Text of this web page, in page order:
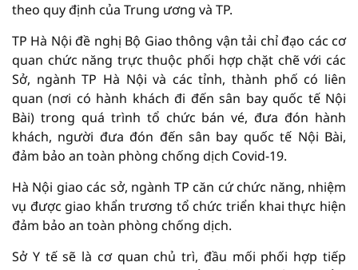
theo quy định của Trung ương và TP.
TP Hà Nội đề nghị Bộ Giao thông vận tải chỉ đạo các cơ
quan chức năng trực thuộc phối hợp chặt chẽ với các
Sở, ngành TP Hà Nội và các tỉnh, thành phố có liên
quan (nơi có hành khách đi đến sân bay quốc tế Nội
Bài) trong quá trình tổ chức bán vé, đưa đón hành
khách, người đưa đón đến sân bay quốc tế Nội Bài,
đảm bảo an toàn phòng chống dịch Covid-19.
Hà Nội giao các sở, ngành TP căn cứ chức năng, nhiệm
vụ được giao khẩn trương tổ chức triển khai thực hiện
đảm bảo an toàn phòng chống dịch.
Sở Y tế sẽ là cơ quan chủ trì, đầu mối phối hợp tiếp